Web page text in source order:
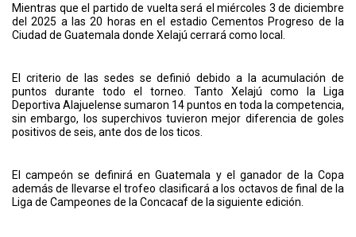
Mientras que el partido de vuelta será el miércoles 3 de diciembre
del 2025 a las 20 horas en el estadio Cementos Progreso de la
Ciudad de Guatemala donde Xelajú cerrará como local.
El criterio de las sedes se definió debido a la acumulación de
puntos durante todo el torneo. Tanto Xelajú como la Liga
Deportiva Alajuelense sumaron 14 puntos en toda la competencia,
sin embargo, los superchivos tuvieron mejor diferencia de goles
positivos de seis, ante dos de los ticos.
El campeón se definirá en Guatemala y el ganador de la Copa
además de llevarse el trofeo clasificará a los octavos de final de la
Liga de Campeones de la Concacaf de la siguiente edición.